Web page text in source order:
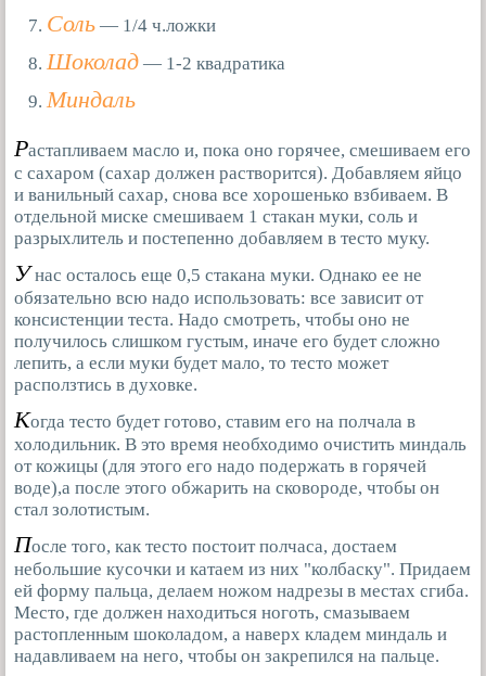
Соль — 1/4 ч.ложки
Шоколад — 1-2 квадратика
Миндаль
Растапливаем масло и, пока оно горячее, смешиваем его
с сахаром (сахар должен растворится). Добавляем яйцо
и ванильный сахар, снова все хорошенько взбиваем. В
отдельной миске смешиваем 1 стакан муки, соль и
разрыхлитель и постепенно добавляем в тесто муку.
Унас осталось еще 0,5 стакана муки. Однако ее не
обязательно всю надо использовать: все зависит от
консистенции теста. Надо смотреть, чтобы оно не
получилось слишком густым, иначе его будет сложно
лепить, а если муки будет мало, то тесто может
расползтись в духовке.
Когда тесто будет готово, ставим его на полчала в
холодильник. В это время необходимо очистить миндаль
от кожицы (для этого его надо подержать в горячей
воде),а после этого обжарить на сковороде, чтобы он
стал золотистым.
После того, как тесто постоит полчаса, достаем
небольшие кусочки и катаем из них "колбаску". Придаем
ей форму пальца, делаем ножом надрезы в местах сгиба.
Место, где должен находиться ноготь, смазываем
растопленным шоколадом, а наверх кладем миндаль и
надавливаем на него, чтобы он закрепился на пальце.